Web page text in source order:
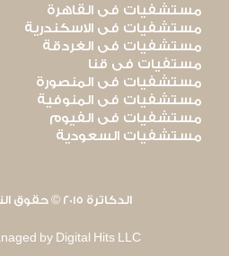
مستشفيات فى القاهرة
مستشفيات فى الاسكندرية
مستشفيات فى الغردقة
مستفيات فى قنا
مستشفيات فى المنصورة
مستشفيات فى المنوفية
مستشفيات فى الفيوم
مستشفيات السعودية
الدكاترة 2015 © حقوق النشر محفوظة
by Digital Hits LLC